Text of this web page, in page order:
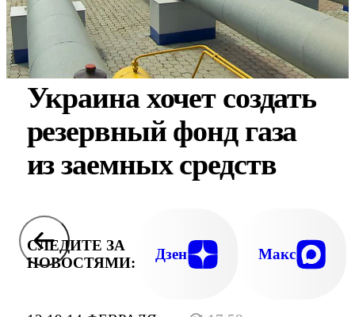
Украина хочет создать
резервный фонд газа
из заемных средств
СЛЕДИТЕ ЗА
НОВОСТЯМИ:
Дзен Макс